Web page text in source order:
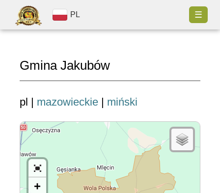
PL ☰
Gmina Jakubów
pl | mazowieckie | miński
+